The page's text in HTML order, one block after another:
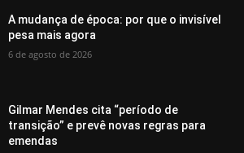
A mudança de época: por que o invisível
pesa mais agora
6 de agosto de 2026
Gilmar Mendes cita “período de
transição” e prevê novas regras para
emendas